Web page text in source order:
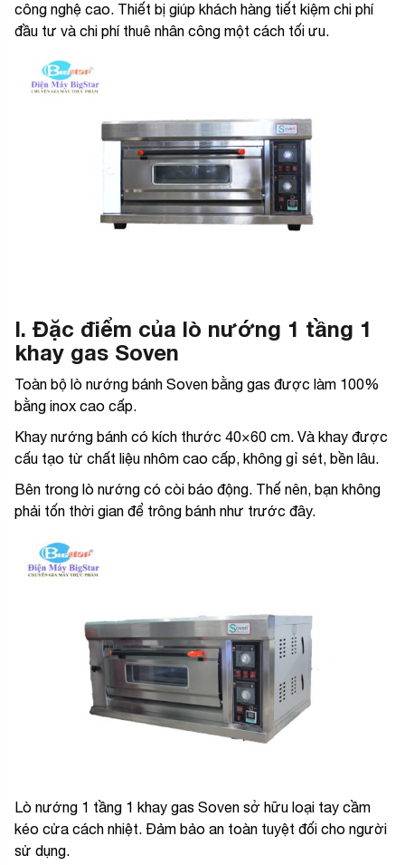
công nghệ cao. Thiết bị giúp khách hàng tiết kiệm chi phí
đầu tư và chi phí thuê nhân công một cách tối ưu.
I. Đặc điểm của lò nướng 1 tầng 1
khay gas Soven
Toàn bộ lò nướng bánh Soven bằng gas được làm 100%
bằng inox cao cấp.
Khay nướng bánh có kích thước 40×60 cm. Và khay được
cấu tạo từ chất liệu nhôm cao cấp, không gỉ sét, bền lâu.
Bên trong lò nướng có còi báo động. Thế nên, bạn không
phải tốn thời gian để trông bánh như trước đây.
Lò nướng 1 tầng 1 khay gas Soven sở hữu loại tay cầm
kéo cửa cách nhiệt. Đảm bảo an toàn tuyệt đối cho người
sử dụng.